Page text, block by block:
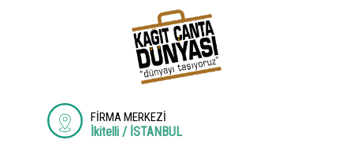
FİRMA MERKEZİ
İkitelli / İSTANBUL